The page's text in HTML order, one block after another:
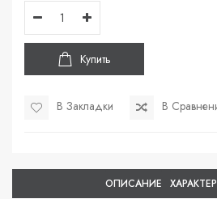
Купить
В Закладки В
ОПИСАНИЕ